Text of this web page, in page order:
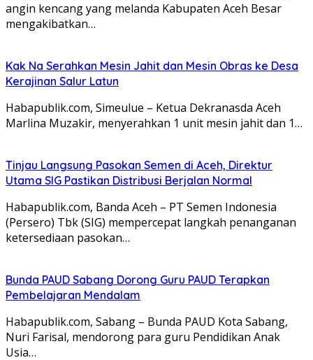
angin kencang yang melanda Kabupaten Aceh Besar
mengakibatkan…
Kak Na Serahkan Mesin Jahit dan Mesin Obras ke Desa
Kerajinan Salur Latun
Habapublik.com, Simeulue – Ketua Dekranasda Aceh
Marlina Muzakir, menyerahkan 1 unit mesin jahit dan 1…
Tinjau Langsung Pasokan Semen di Aceh, Direktur
Utama SIG Pastikan Distribusi Berjalan Normal
Habapublik.com, Banda Aceh – PT Semen Indonesia
(Persero) Tbk (SIG) mempercepat langkah penanganan
ketersediaan pasokan…
Bunda PAUD Sabang Dorong Guru PAUD Terapkan
Pembelajaran Mendalam
Habapublik.com, Sabang – Bunda PAUD Kota Sabang,
Nuri Farisal, mendorong para guru Pendidikan Anak
Usia…